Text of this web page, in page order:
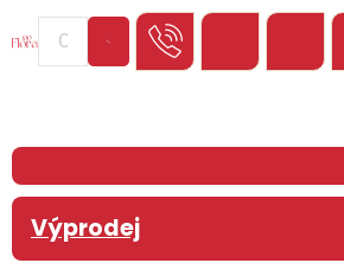
Výprodej